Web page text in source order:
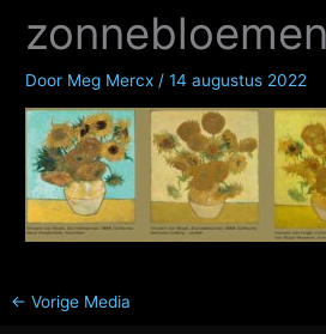
zonnebloemen
Door Meg Mercx /14 augustus 2022
← Vorige Media